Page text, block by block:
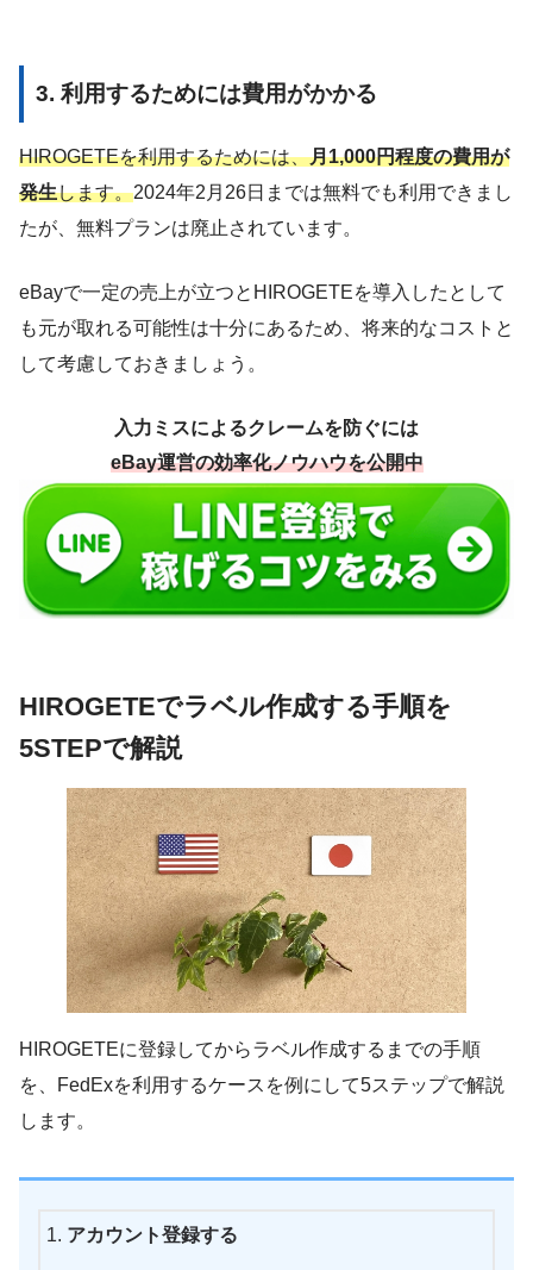
3. 利用するためには費用がかかる
HIROGETEを利用するためには、月1,000円程度の費用が
発生します。2024年2月26日までは無料でも利用できまし
たが、無料プランは廃止されています。
eBayで一定の売上が立つとHIROGETEを導入したとして
も元が取れる可能性は十分にあるため、将来的なコストと
して考慮しておきましょう。
入力ミスによるクレームを防ぐには
eBay運営の効率化ノウハウを公開中
HIROGETEでラベル作成する手順を
5STEPで解説
HIROGETEに登録してからラベル作成するまでの手順
を、FedExを利用するケースを例にして5ステップで解説
します。
アカウント登録する